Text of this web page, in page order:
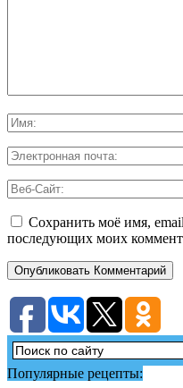
Сохранить моё имя,
последующих моих
Популярные рецепты: